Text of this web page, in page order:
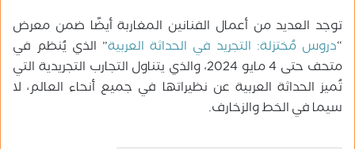
توجد العديد من أعمال الفنانين المغاربة أيضًا ضمن معرض
“دروس مُختزلة: التجريد في الحداثة العربية” الذي يُنظم في
متحف حتى 4 مايو 2024، والذي يتناول التجارب التجريدية التي
تُميز الحداثة العربية عن نظيراتها في جميع أنحاء العالم، لا
سيما في الخط والزخارف.